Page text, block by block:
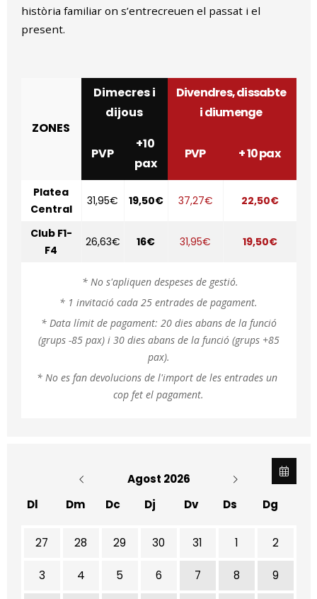
història familiar on s’entrecreuen el passat i el
present.
ZONES
Dimecres i
dijous
Divendres, dissabte
i diumenge
PVP
+10
pax
PVP + 10 pax
Platea
Central
31,95€ 19,50€ 37,27€ 22,50€
Club F1-
F4
26,63€ 16€ 31,95€ 19,50€
* No s'apliquen despeses de gestió.
* 1 invitació cada 25 entrades de pagament.
* Data límit de pagament: 20 dies abans de la funció
(grups -85 pax) i 30 dies abans de la funció (grups +85
pax).
* No es fan devolucions de l'import de les entrades un
cop fet el pagament.
Agost 2026
Dl
Dm Dc Dj Dv Ds Dg
No hi ha cap activitat aquest mes
27 28 29 30 31 1 2
3 4 5 6 7 8 9